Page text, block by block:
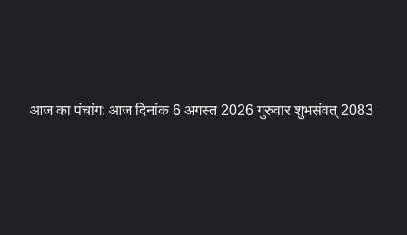
आज का पंचांग: आज दिनांक 6 अगस्त 2026 गुरुवार शुभसंवत् 2083